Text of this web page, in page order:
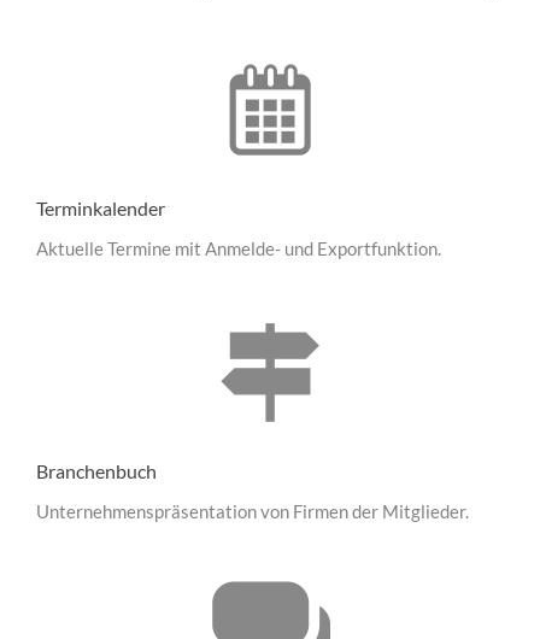
Terminkalender
Aktuelle Termine mit Anmelde- und Exportfunktion.
Branchenbuch
Unternehmenspräsentation von Firmen der Mitglieder.